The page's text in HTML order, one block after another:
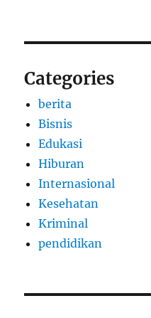
Categories
berita
Bisnis
Edukasi
Hiburan
Internasional
Kesehatan
Kriminal
pendidikan